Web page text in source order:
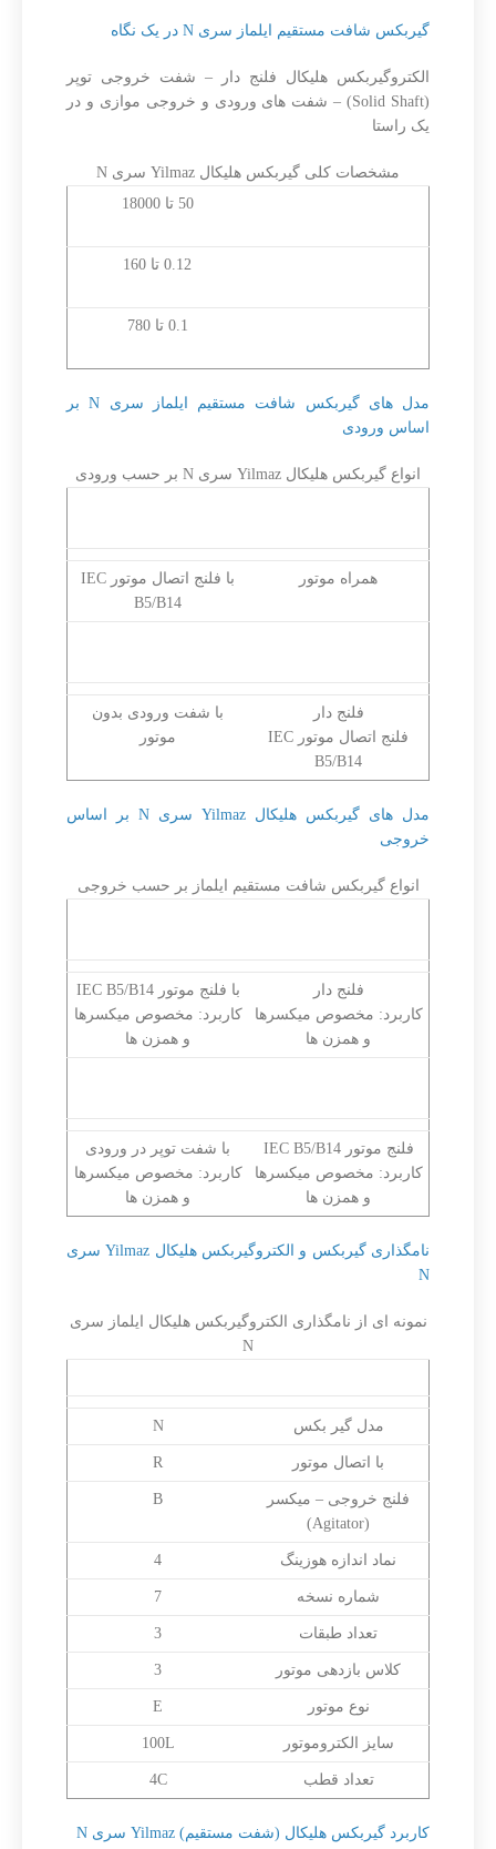
گیربکس شافت مستقیم ایلماز سری N در یک نگاه
الکتروگیربکس هلیکال فلنج دار – شفت خروجی توپر
(Solid Shaft) – شفت های ورودی و خروجی موازی و در
یک راستا
مشخصات کلی گیربکس هلیکال Yilmaz سری N
50 تا 18000
0.12 تا 160
0.1 تا 780
مدل های گیربکس شافت مستقیم ایلماز سری N بر
اساس ورودی
انواع گیربکس هلیکال Yilmaz سری N بر حسب ورودی
همراه موتور
با فلنج اتصال موتور IEC
B5/B14
فلنج دار
فلنج اتصال موتور IEC
B5/B14
با شفت ورودی بدون
موتور
مدل های گیربکس هلیکال Yilmaz سری N بر اساس
خروجی
انواع گیربکس شافت مستقیم ایلماز بر حسب خروجی
فلنج دار
کاربرد: مخصوص میکسرها
و همزن ها
با فلنج موتور IEC B5/B14
کاربرد: مخصوص میکسرها
و همزن ها
فلنج موتور IEC B5/B14
کاربرد: مخصوص میکسرها
و همزن ها
با شفت توپر در ورودی
کاربرد: مخصوص میکسرها
و همزن ها
نامگذاری گیربکس و الکتروگیربکس هلیکال Yilmaz سری
N
نمونه ای از نامگذاری الکتروگیربکس هلیکال ایلماز سری
N
مدل گیر بکس N
با اتصال موتور R
فلنج خروجی – میکسر
(Agitator)
B
نماد اندازه هوزینگ 4
شماره نسخه 7
تعداد طبقات 3
کلاس بازدهی موتور 3
نوع موتور E
سایز الکتروموتور 100L
تعداد قطب 4C
کاربرد گیربکس هلیکال (شفت مستقیم) Yilmaz سری N